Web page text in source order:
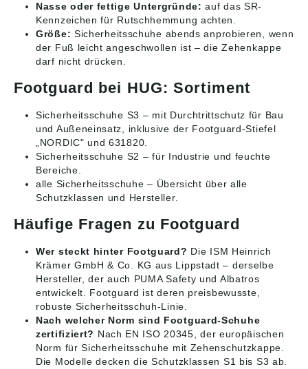
Nasse oder fettige Untergründe: auf das SR-
Kennzeichen für Rutschhemmung achten.
Größe: Sicherheitsschuhe abends anprobieren, wenn
der Fuß leicht angeschwollen ist – die Zehenkappe
darf nicht drücken.
Footguard bei HUG: Sortiment
Sicherheitsschuhe S3 – mit Durchtrittschutz für Bau
und Außeneinsatz, inklusive der Footguard-Stiefel
„NORDIC" und 631820.
Sicherheitsschuhe S2 – für Industrie und feuchte
Bereiche.
alle Sicherheitsschuhe – Übersicht über alle
Schutzklassen und Hersteller.
Häufige Fragen zu Footguard
Wer steckt hinter Footguard? Die ISM Heinrich
Krämer GmbH & Co. KG aus Lippstadt – derselbe
Hersteller, der auch PUMA Safety und Albatros
entwickelt. Footguard ist deren preisbewusste,
robuste Sicherheitsschuh-Linie.
Nach welcher Norm sind Footguard-Schuhe
zertifiziert? Nach EN ISO 20345, der europäischen
Norm für Sicherheitsschuhe mit Zehenschutzkappe.
Die Modelle decken die Schutzklassen S1 bis S3 ab.